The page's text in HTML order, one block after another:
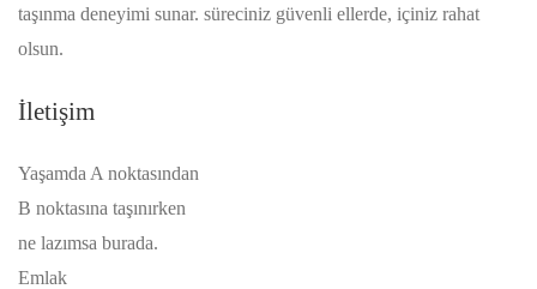
taşınma deneyimi sunar. süreciniz güvenli ellerde, içiniz rahat
olsun.
İletişim
Yaşamda A noktasından
B noktasına taşınırken
ne lazımsa burada.
Emlak